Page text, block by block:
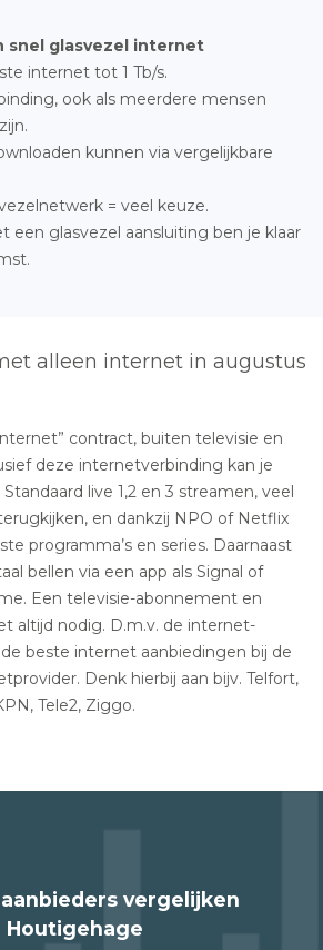
snel glasvezel internet
internet tot 1 Tb/s.
ook als meerdere mensen
kunnen via vergelijkbare
= veel keuze.
een glasvezel aansluiting ben je klaar
alleen internet in augustus
contract, buiten televisie en
deze internetverbinding kan je
live 1,2 en 3 streamen, veel
en dankzij NPO of Netflix
programma’s en series. Daarnaast
bellen via een app als Signal of
Een televisie-abonnement en
altijd nodig. D.m.v. de internet-
beste internet aanbiedingen bij de
Denk hierbij aan bijv. Telfort,
Tele2, Ziggo.
vergelijken
Houtigehage